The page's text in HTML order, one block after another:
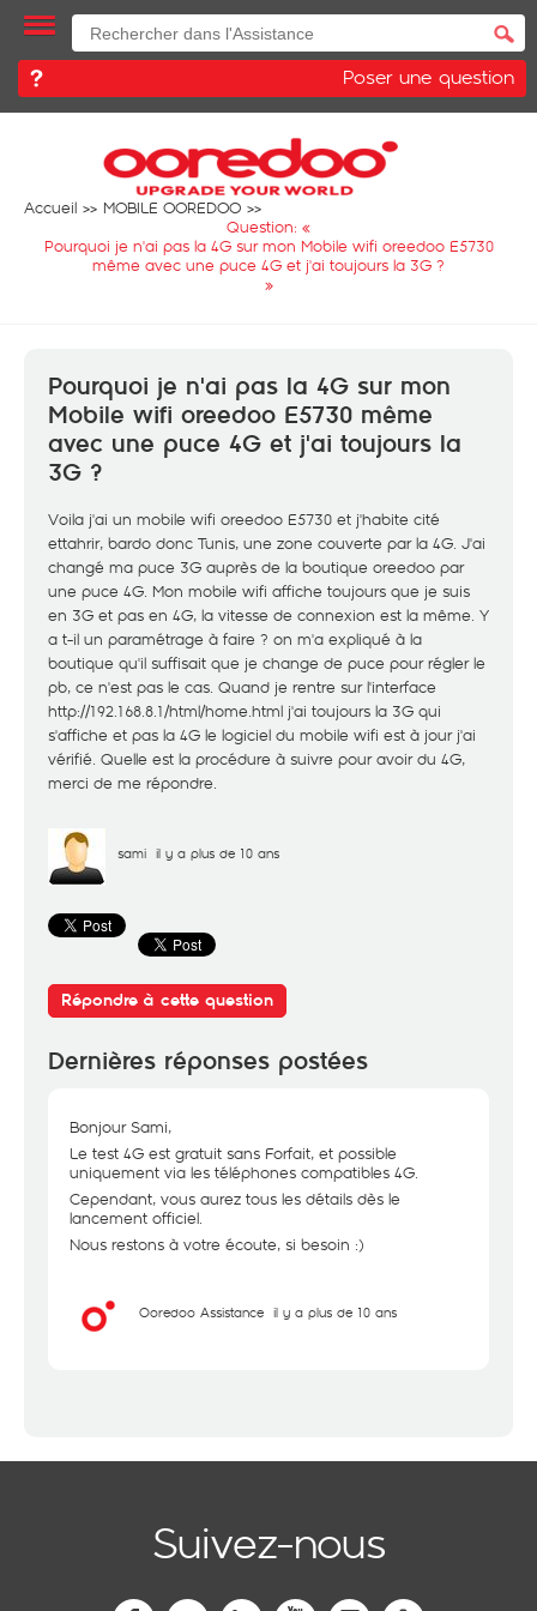
Poser une question
Accueil
MOBILE OOREDOO
Question: «
Pourquoi je n'ai pas la 4G sur mon Mobile wifi oreedoo E5730
même avec une puce 4G et j'ai toujours la 3G ?
»
Pourquoi je n'ai pas la 4G sur mon
Mobile wifi oreedoo E5730 même
avec une puce 4G et j'ai toujours la
3G ?
Voila j'ai un mobile wifi oreedoo E5730 et j'habite cité
ettahrir, bardo donc Tunis, une zone couverte par la 4G. J'ai
changé ma puce 3G auprès de la boutique oreedoo par
une puce 4G. Mon mobile wifi affiche toujours que je suis
en 3G et pas en 4G, la vitesse de connexion est la même. Y
a t-il un paramétrage à faire ? on m'a expliqué à la
boutique qu'il suffisait que je change de puce pour régler le
pb, ce n'est pas le cas. Quand je rentre sur l'interface
http://192.168.8.1/html/home.html j'ai toujours la 3G qui
s'affiche et pas la 4G le logiciel du mobile wifi est à jour j'ai
vérifié. Quelle est la procédure à suivre pour avoir du 4G,
merci de me répondre.
sami il y a plus de 10 ans
Répondre à cette question
Dernières réponses postées
Bonjour Sami,
Le test 4G est gratuit sans Forfait, et possible
uniquement via les téléphones compatibles 4G.
Cependant, vous aurez tous les détails dès le
lancement officiel.
Nous restons à votre écoute, si besoin :)
Ooredoo Assistance il y a plus de 10 ans
Suivez-nous